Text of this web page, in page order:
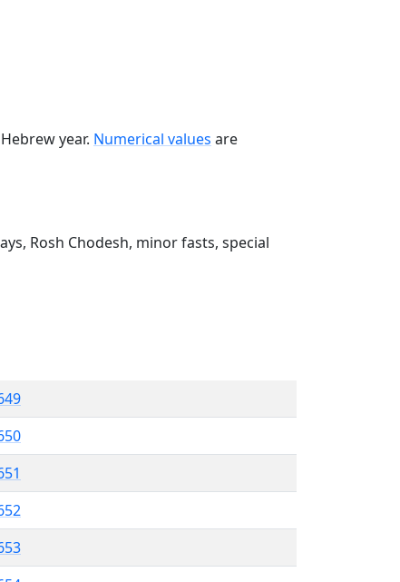
year. Numerical values are
Rosh Chodesh, minor fasts, special